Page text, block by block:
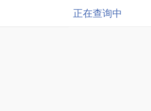
正在查询中